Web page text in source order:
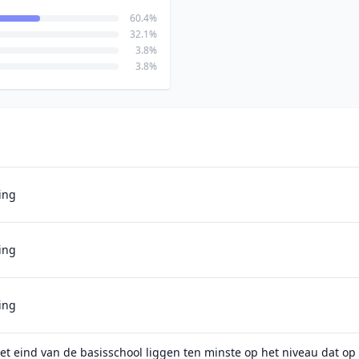
60.4%
32.1%
3.8%
3.8%
eind van de basisschool liggen ten minste op het niveau dat